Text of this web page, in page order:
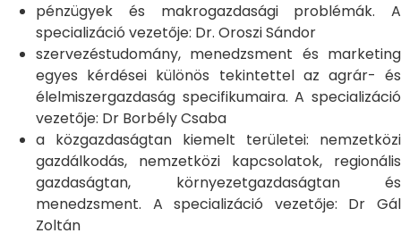
pénzügyek és makrogazdasági problémák. A
specializáció vezetője: Dr. Oroszi Sándor
szervezéstudomány, menedzsment és marketing
egyes kérdései különös tekintettel az agrár- és
élelmiszergazdaság specifikumaira. A specializáció
vezetője: Dr Borbély Csaba
a közgazdaságtan kiemelt területei: nemzetközi
gazdálkodás, nemzetközi kapcsolatok, regionális
gazdaságtan, környezetgazdaságtan és
menedzsment. A specializáció vezetője: Dr Gál
Zoltán